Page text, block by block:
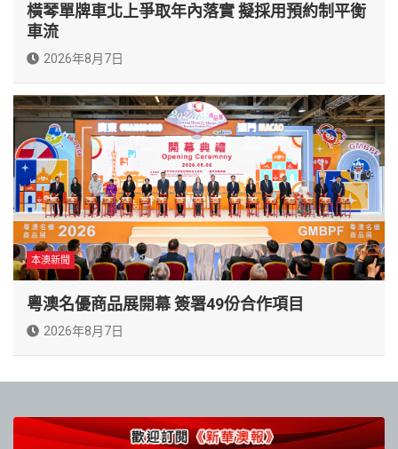
橫琴單牌車北上爭取年內落實 擬採用預約制平衡
車流
2026年8月7日
本澳新聞
粵澳名優商品展開幕 簽署49份合作項目
2026年8月7日